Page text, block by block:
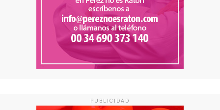
PUBLICIDAD